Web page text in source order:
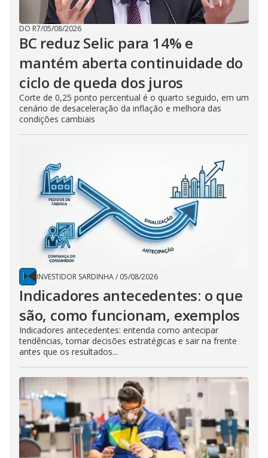
DO R7/05/08/2026
BC reduz Selic para 14% e
mantém aberta continuidade do
ciclo de queda dos juros
Corte de 0,25 ponto percentual é o quarto seguido, em um
cenário de desaceleração da inflação e melhora das
condições cambiais
INVESTIDOR SARDINHA/ 05/08/2026
Indicadores antecedentes: o que
são, como funcionam, exemplos
Indicadores antecedentes: entenda como antecipar
tendências, tomar decisões estratégicas e sair na frente
antes que os resultados...